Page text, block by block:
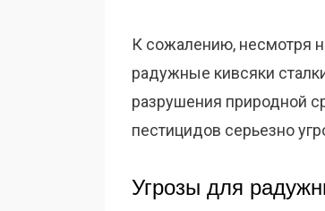
К сожалению, несмотря
радужные кивсяки
разрушения природной
пестицидов серьезно
Угрозы для